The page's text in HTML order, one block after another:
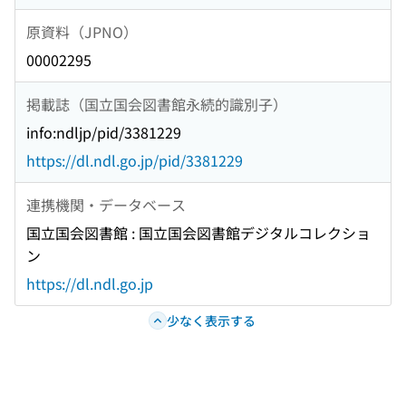
原資料（JPNO）
00002295
掲載誌（国立国会図書館永続的識別子）
info:ndljp/pid/3381229
https://dl.ndl.go.jp/pid/3381229
連携機関・データベース
国立国会図書館 : 国立国会図書館デジタルコレクショ
ン
https://dl.ndl.go.jp
少なく表示する